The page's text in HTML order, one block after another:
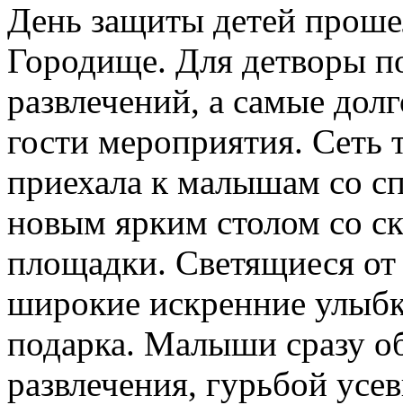
День защиты детей
Городище. Для детворы
развлечений, а самые
гости мероприятия. Сеть
приехала к малышам со
новым ярким столом со
площадки. Светящиеся от
широкие искренние
подарка. Малыши сразу
развлечения, гурьбой